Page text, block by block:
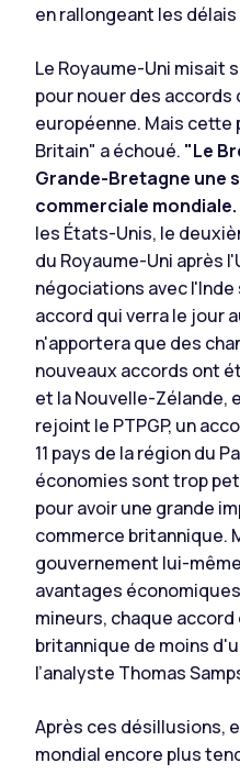
en rallongeant les
Le Royaume-Uni misait
pour nouer des accords
européenne. Mais
Britain" a échoué. "Le
Grande-Bretagne une
commerciale mondiale.
les États-Unis, le
du Royaume-Uni après
négociations avec
accord qui verra le jour
n'apportera que des
nouveaux accords ont
et la Nouvelle-Zélande,
rejoint le PTPGP, un
11 pays de la région du
économies sont trop
pour avoir une grande
commerce britannique.
gouvernement lui-
avantages
mineurs, chaque
britannique de moins
l’analyste Thomas
Après ces désillusions,
mondial encore plus